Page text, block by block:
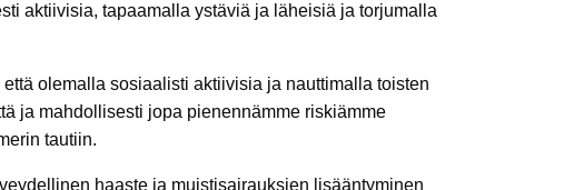
aktiivisia, tapaamalla ystäviä ja läheisiä ja torjumalla
olemalla sosiaalisti aktiivisia ja nauttimalla toisten
ja mahdollisesti jopa pienennämme riskiämme
tautiin.
haaste ja muistisairauksien lisääntyminen